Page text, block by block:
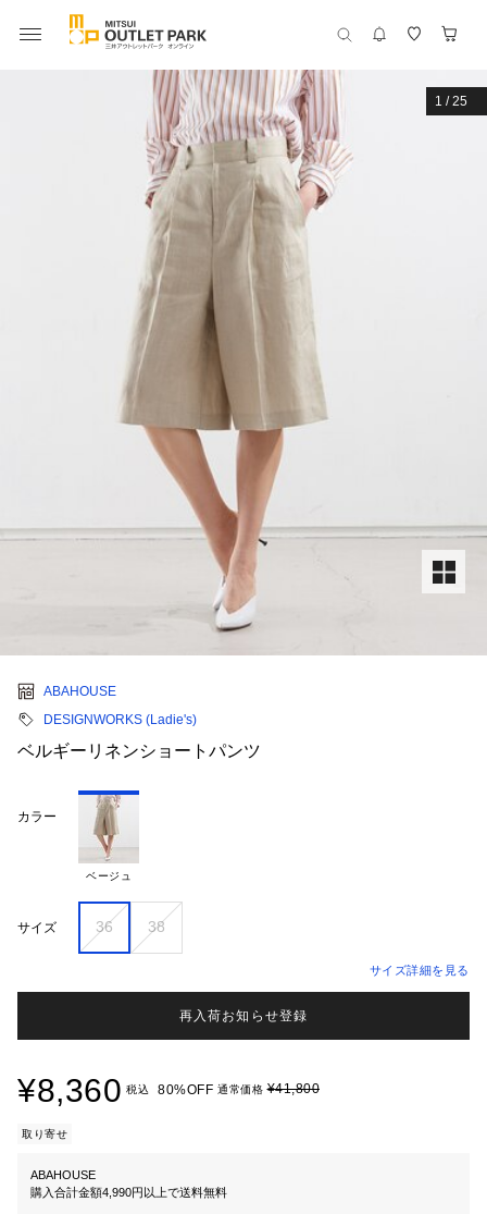
1 /25
ABAHOUSE
DESIGNWORKS (Ladie's)
ベルギーリネンショートパンツ
カラー
ベージュ
サイズ 36 38
サイズ詳細を見る
再入荷お知らせ登録
¥8,360 税込 80%OFF 通常価格¥41,800
取り寄せ
ABAHOUSE
購入合計金額4,990円以上で送料無料